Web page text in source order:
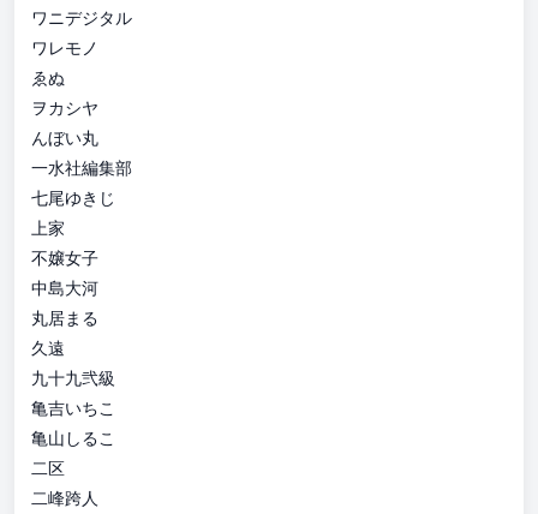
ワニデジタル
ワレモノ
ゑぬ
ヲカシヤ
んぼい丸
一水社編集部
七尾ゆきじ
上家
不嬢女子
中島大河
丸居まる
久遠
九十九弐級
亀吉いちこ
亀山しるこ
二区
二峰跨人